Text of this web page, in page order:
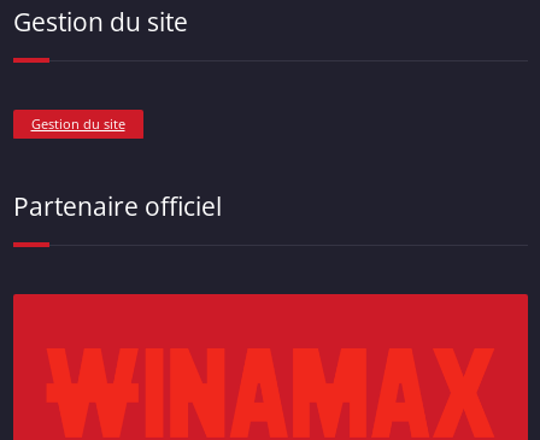
Gestion du site
Gestion du site
Partenaire officiel